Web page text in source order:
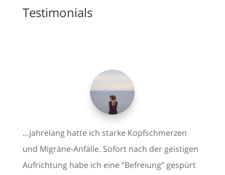
Testimonials
…jahrelang hatte ich starke Kopfschmerzen
und Migräne-Anfälle. Sofort nach der geistigen
Aufrichtung habe ich eine “Befreiung” gespürt